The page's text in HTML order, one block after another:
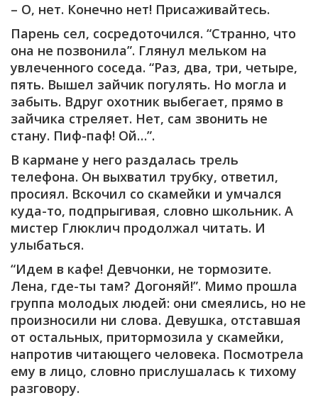
– О, нет. Конечно нет! Присаживайтесь.
Парень сел, сосредоточился. “Странно, что
она не позвонила”. Глянул мельком на
увлеченного соседа. “Раз, два, три, четыре,
пять. Вышел зайчик погулять. Но могла и
забыть. Вдруг охотник выбегает, прямо в
зайчика стреляет. Нет, сам звонить не
стану. Пиф-паф! Ой…”.
В кармане у него раздалась трель
телефона. Он выхватил трубку, ответил,
просиял. Вскочил со скамейки и умчался
куда-то, подпрыгивая, словно школьник. А
мистер Глюклич продолжал читать. И
улыбаться.
“Идем в кафе! Девчонки, не тормозите.
Лена, где-ты там? Догоняй!”. Мимо прошла
группа молодых людей: они смеялись, но не
произносили ни слова. Девушка, отставшая
от остальных, притормозила у скамейки,
напротив читающего человека. Посмотрела
ему в лицо, словно прислушалась к тихому
разговору.